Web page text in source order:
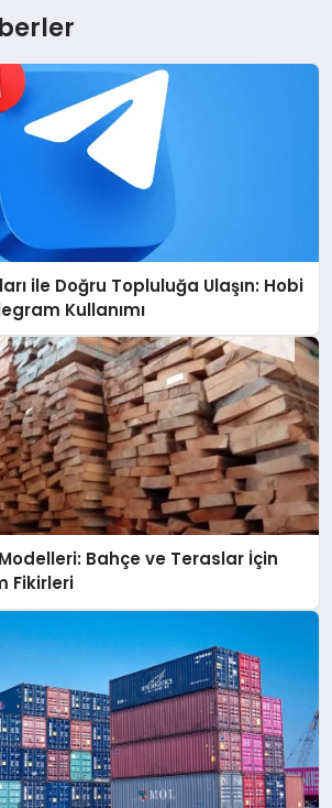
ile Doğru Topluluğa Ulaşın: Hobi
Kullanımı
Bahçe ve Teraslar İçin
Fikirleri